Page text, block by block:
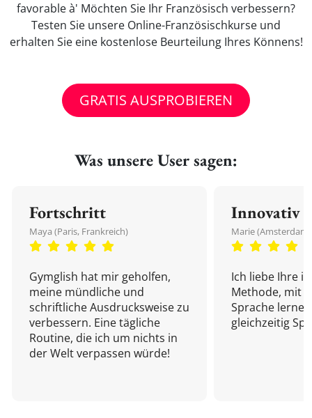
favorable à' Möchten Sie Ihr Französisch verbessern?
Testen Sie unsere Online-Französischkurse und
erhalten Sie eine kostenlose Beurteilung Ihres Könnens!
GRATIS AUSPROBIEREN
Was unsere User sagen:
Fortschritt
Maya (Paris, Frankreich)
Gymglish hat mir geholfen,
meine mündliche und
schriftliche Ausdrucksweise zu
verbessern. Eine tägliche
Routine, die ich um nichts in
der Welt verpassen würde!
Innovativ
Marie
Ich liebe Ihre
Methode, mit
Sprache
gleichzeitig